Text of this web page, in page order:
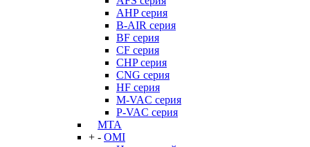
AHP серия
B-AIR серия
BF серия
CF серия
CHP серия
CNG серия
HF серия
M-VAC серия
P-VAC серия
MTA
+ - OMI